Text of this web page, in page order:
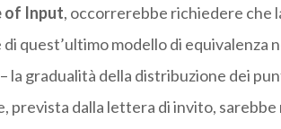
of Input, occorrerebbe richiedere che
quest’ultimo modello di equivalenza
la gradualità della distribuzione dei
prevista dalla lettera di invito, sarebbe